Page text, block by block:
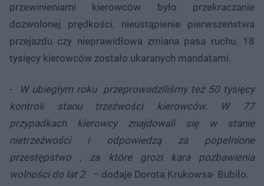
przewinieniami kierowców było przekraczanie
dozwolonej prędkości, nieustąpienie pierwszeństwa
przejazdu czy nieprawidłowa zmiana pasa ruchu. 18
tysięcy kierowców zostało ukaranych mandatami.
-
W ubiegłym roku przeprowadziliśmy też 50 tysięcy
kontroli stanu trzeźwości kierowców. W 77
przypadkach kierowcy znajdowali się w stanie
nietrzeźwości i odpowiedzą za popełnione
przestępstwo , za które grozi kara pozbawienia
wolności do lat 2 – dodaje Dorota Krukowsa- Bubiło.